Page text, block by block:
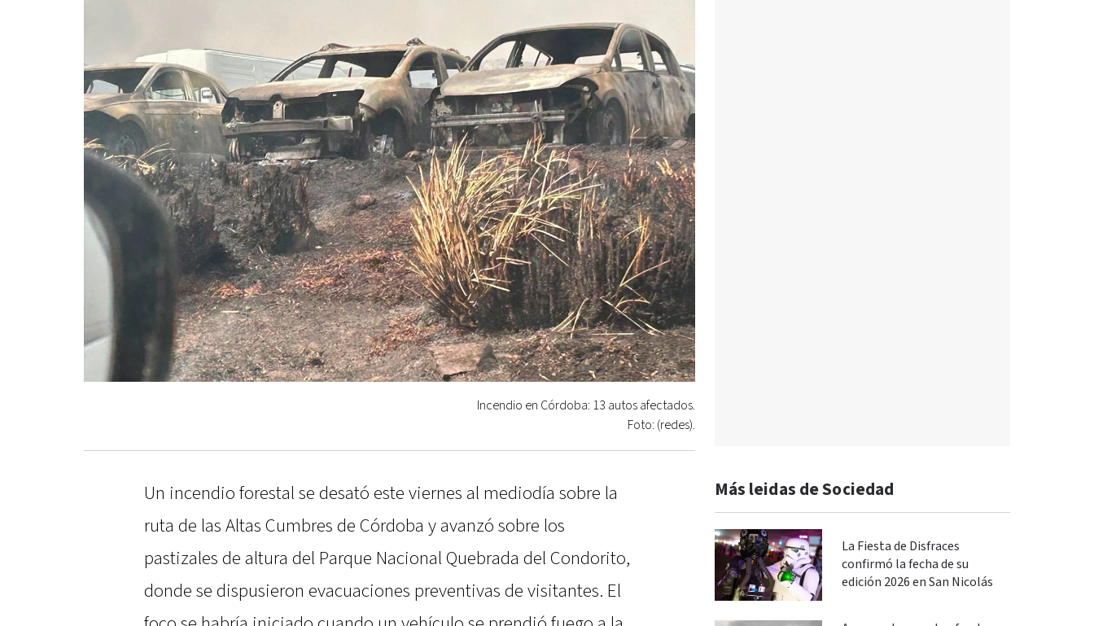
Incendio en Córdoba: 13 autos afectados.
Foto: (redes).
Un incendio forestal se desató este viernes al mediodía sobre la
ruta de las Altas Cumbres de Córdoba y avanzó sobre los
pastizales de altura del Parque Nacional Quebrada del Condorito,
donde se dispusieron evacuaciones preventivas de visitantes. El
Más leidas de Sociedad
La Fiesta de Disfraces
confirmó la fecha de su
edición 2026 en San Nicolás